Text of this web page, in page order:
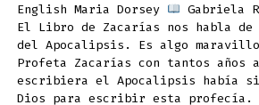
English Maria Dorsey
Gabriela
El Libro de Zacarías nos habla de
del Apocalipsis. Es algo
Profeta Zacarías con tantos años
escribiera el Apocalipsis había
Dios para escribir esta